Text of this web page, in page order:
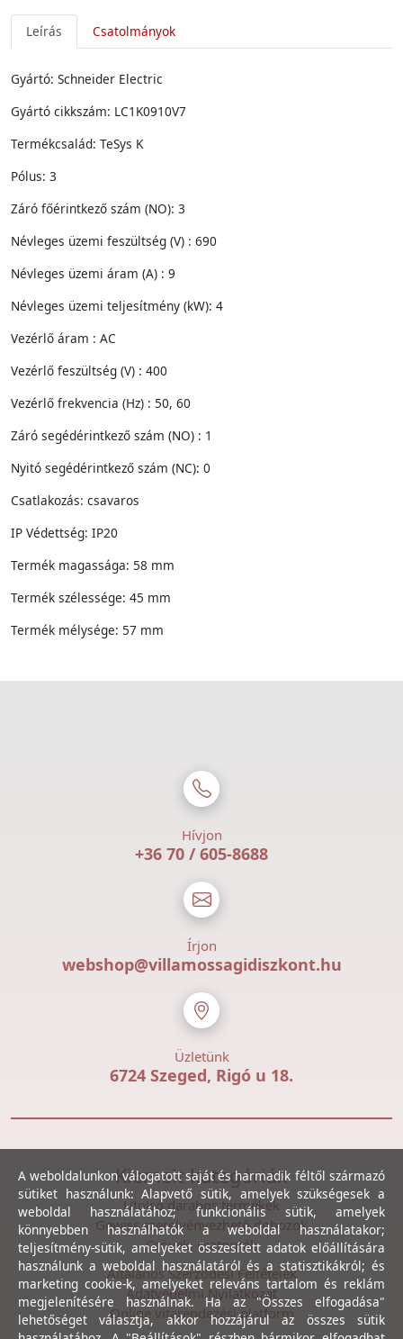
Leírás Csatolmányok
Gyártó: Schneider Electric
Gyártó cikkszám: LC1K0910V7
Termékcsalád: TeSys K
Pólus: 3
Záró főérintkező szám (NO): 3
Névleges üzemi feszültség (V) : 690
Névleges üzemi áram (A) : 9
Névleges üzemi teljesítmény (kW): 4
Vezérlő áram : AC
Vezérlő feszültség (V) : 400
Vezérlő frekvencia (Hz) : 50, 60
Záró segédérintkező szám (NO) : 1
Nyitó segédérintkező szám (NC): 0
Csatlakozás: csavaros
IP Védettség: IP20
Termék magassága: 58 mm
Termék szélessége: 45 mm
Termék mélysége: 57 mm
Hívjon
+36 70 / 605-8688
Írjon
webshop@villamossagidiszkont.hu
Üzletünk
6724 Szeged, Rigó u 18.
Kiemelt kategóriák
Utolsó darabos termékek
Gewiss szerelvényezhető dobozok
Csövek, csatornák
Általános Szerződési Feltételek
Adatvédelmi Nyilatkozat
Online vitarendezési platform
A weboldalunkon válogatott saját és harmadik féltől származó
sütiket használunk: Alapvető sütik, amelyek szükségesek a
weboldal használatához; funkcionális sütik, amelyek
könnyebben használhatók a weboldal használatakor;
teljesítmény-sütik, amelyeket összesített adatok előállítására
használunk a weboldal használatáról és a statisztikákról; és
marketing cookie-k, amelyeket releváns tartalom és reklám
megjelenítésére használnak. Ha az "Összes elfogadása"
lehetőséget választja, akkor hozzájárul az összes sütik